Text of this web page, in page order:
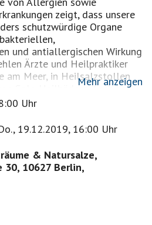
zeigt, dass unsere
schutzwürdige Organe
und antiallergischen Wirkung
Ärzte und Heilpraktiker
am Meer, in Heilsalzstollen
Sole-Heilbädern. Auch bei
hat die
auf den
an die Meeresküste
mit Natursalz
können Sie das ganze Jahr
Mehr anzeigen
Uhr
19.12.2019, 16:00 Uhr
& Natursalze,
10627 Berlin,